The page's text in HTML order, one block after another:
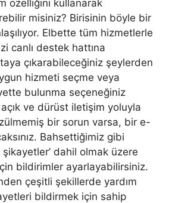
özelliğini kullanarak
misiniz? Birisinin böyle bir
Elbette tüm hizmetlerle
canlı destek hattına
çıkarabileceğiniz şeylerden
hizmeti seçme veya
bulunma seçeneğiniz
ve dürüst iletişim yoluyla
bir sorun varsa, bir e-
Bahsettiğimiz gibi
dahil olmak üzere
bildirimler ayarlayabilirsiniz.
çeşitli şekillerde yardım
bildirmek için sahip